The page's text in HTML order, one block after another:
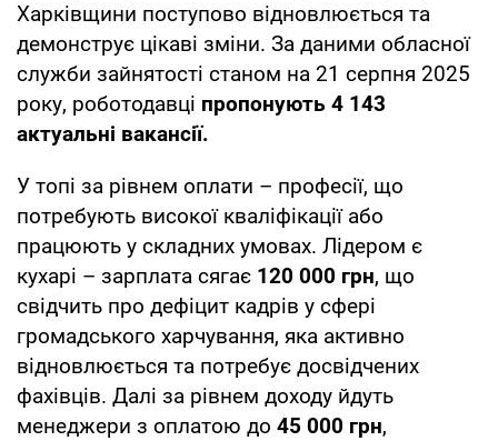
Харківщини поступово відновлюється та
демонструє цікаві зміни. За даними обласної
служби зайнятості станом на 21 серпня 2025
року, роботодавці пропонують 4 143
актуальні вакансії.
У топі за рівнем оплати – професії, що
потребують високої кваліфікації або
працюють у складних умовах. Лідером є
кухарі – зарплата сягає 120 000 грн, що
свідчить про дефіцит кадрів у сфері
громадського харчування, яка активно
відновлюється та потребує досвідчених
фахівців. Далі за рівнем доходу йдуть
менеджери з оплатою до 45 000 грн,